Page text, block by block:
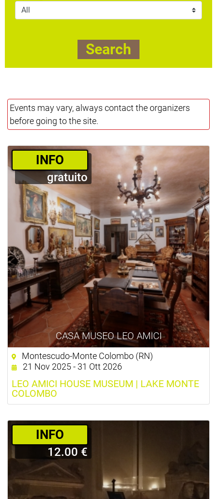
Search
Events may vary, always contact the organizers
before going to the site.
CASA MUSEO LEO AMICI
­INFO
gratuito
Montescudo-Monte Colombo (RN)
21 Nov 2025 - 31 Ott 2026
LEO AMICI HOUSE MUSEUM | LAKE MONTE
COLOMBO
­INFO
12.00 €